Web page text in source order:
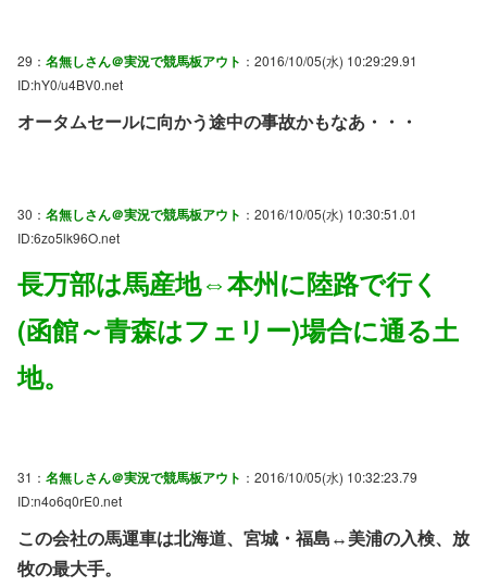
29： 名無しさん＠実況で競馬板アウト ：2016/10/05(水) 10:29:29.91
ID:hY0/u4BV0.net
オータムセールに向かう途中の事故かもなあ・・・
30： 名無しさん＠実況で競馬板アウト ：2016/10/05(水) 10:30:51.01
ID:6zo5lk96O.net
長万部は馬産地⇔本州に陸路で行く
(函館～青森はフェリー)場合に通る土
地。
31： 名無しさん＠実況で競馬板アウト ：2016/10/05(水) 10:32:23.79
ID:n4o6q0rE0.net
この会社の馬運車は北海道、宮城・福島↔美浦の入検、放
牧の最大手。